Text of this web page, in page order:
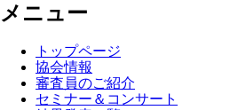
メニュー
トップページ
協会情報
審査員のご紹介
セミナー＆コンサート